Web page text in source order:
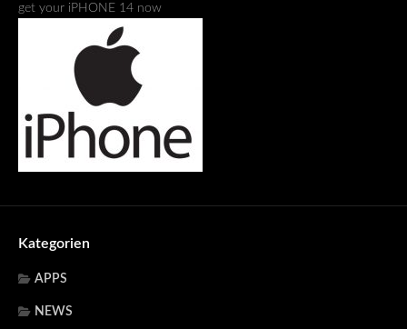
get your iPHONE 14 now
Kategorien
APPS
NEWS